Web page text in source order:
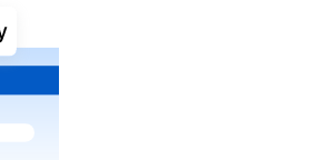
en espèces et d'autres